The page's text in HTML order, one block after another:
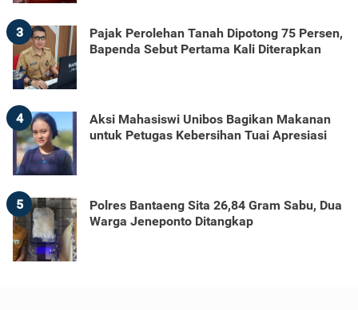
3
Pajak Perolehan Tanah Dipotong 75 Persen,
Bapenda Sebut Pertama Kali Diterapkan
4
Aksi Mahasiswi Unibos Bagikan Makanan
untuk Petugas Kebersihan Tuai Apresiasi
5
Polres Bantaeng Sita 26,84 Gram Sabu, Dua
Warga Jeneponto Ditangkap